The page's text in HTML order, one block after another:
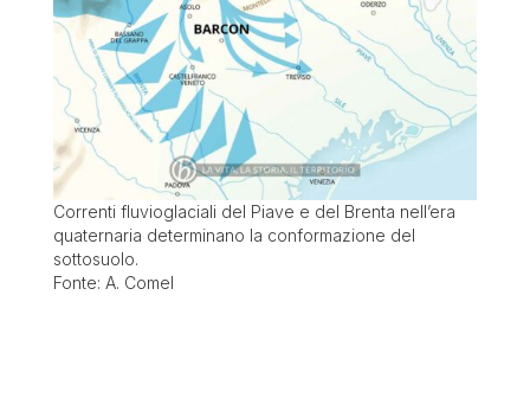
Correnti fluvioglaciali del Piave e del Brenta nell’era
quaternaria determinano la conformazione del
sottosuolo.
Fonte: A. Comel